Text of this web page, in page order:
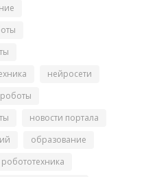
нейросети
новости портала
образование